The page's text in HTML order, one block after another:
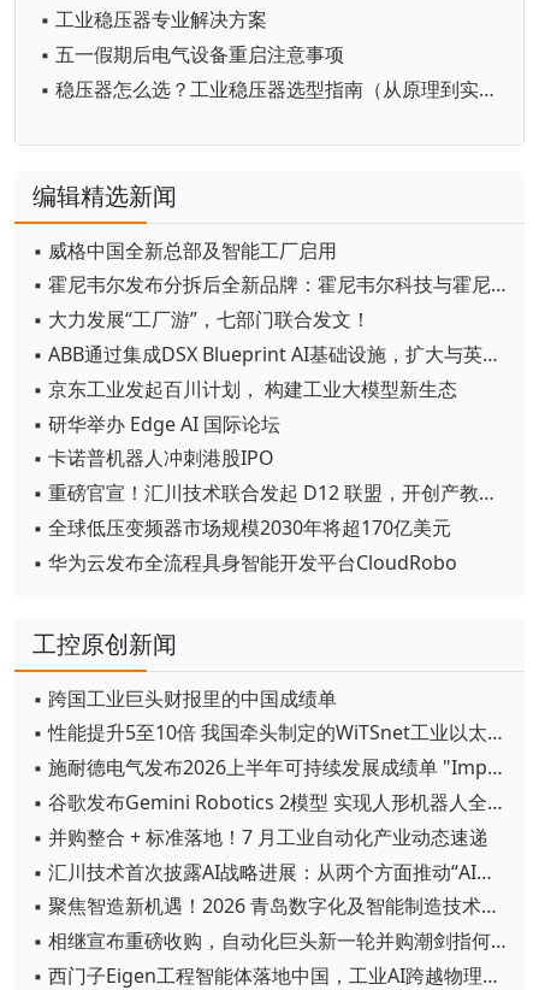
▪ 工业稳压器专业解决方案
▪ 五一假期后电气设备重启注意事项
▪ 稳压器怎么选？工业稳压器选型指南（从原理到实战）
编辑精选新闻
▪ 威格中国全新总部及智能工厂启用
▪ 霍尼韦尔发布分拆后全新品牌：霍尼韦尔科技与霍尼韦尔航空航天
▪ 大力发展“工厂游”，七部门联合发文！
▪ ABB通过集成DSX Blueprint AI基础设施，扩大与英伟达的合作
▪ 京东工业发起百川计划， 构建工业大模型新生态
▪ 研华举办 Edge AI 国际论坛
▪ 卡诺普机器人冲刺港股IPO
▪ 重磅官宣！汇川技术联合发起 D12 联盟，开创产教融合新范式
▪ 全球低压变频器市场规模2030年将超170亿美元
▪ 华为云发布全流程具身智能开发平台CloudRobo
工控原创新闻
▪ 跨国工业巨头财报里的中国成绩单
▪ 性能提升5至10倍 我国牵头制定的WiTSnet工业以太网国际标准正式发布
▪ 施耐德电气发布2026上半年可持续发展成绩单 "Impact 2030"路线图开局稳健
▪ 谷歌发布Gemini Robotics 2模型 实现人形机器人全身智能控制突破
▪ 并购整合 + 标准落地！7 月工业自动化产业动态速递
▪ 汇川技术首次披露AI战略进展：从两个方面推动“AI业务化”落地
▪ 聚焦智造新机遇！2026 青岛数字化及智能制造技术论坛圆满落幕
▪ 相继宣布重磅收购，自动化巨头新一轮并购潮剑指何方？
▪ 西门子Eigen工程智能体落地中国，工业AI跨越物理世界“确定性”拐点